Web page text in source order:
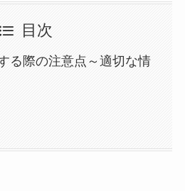
目次
る際の注意点～適切な情